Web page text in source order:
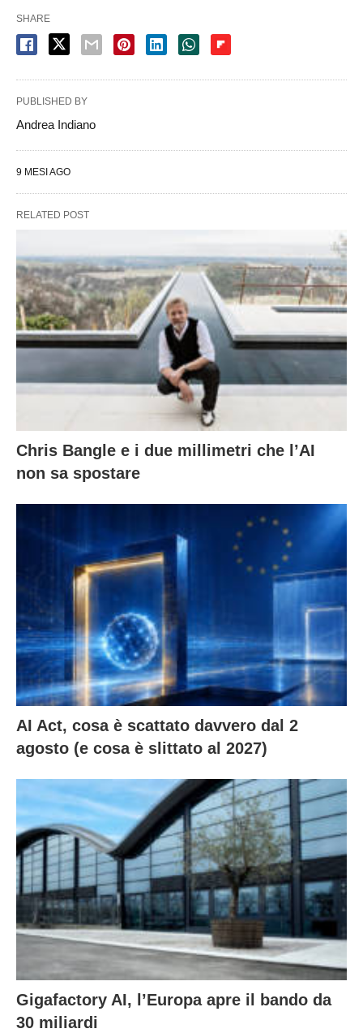
SHARE
PUBLISHED BY
Andrea Indiano
9 MESI AGO
RELATED POST
Chris Bangle e i due millimetri che l’AI
non sa spostare
AI Act, cosa è scattato davvero dal 2
agosto (e cosa è slittato al 2027)
Gigafactory AI, l’Europa apre il bando da
30 miliardi